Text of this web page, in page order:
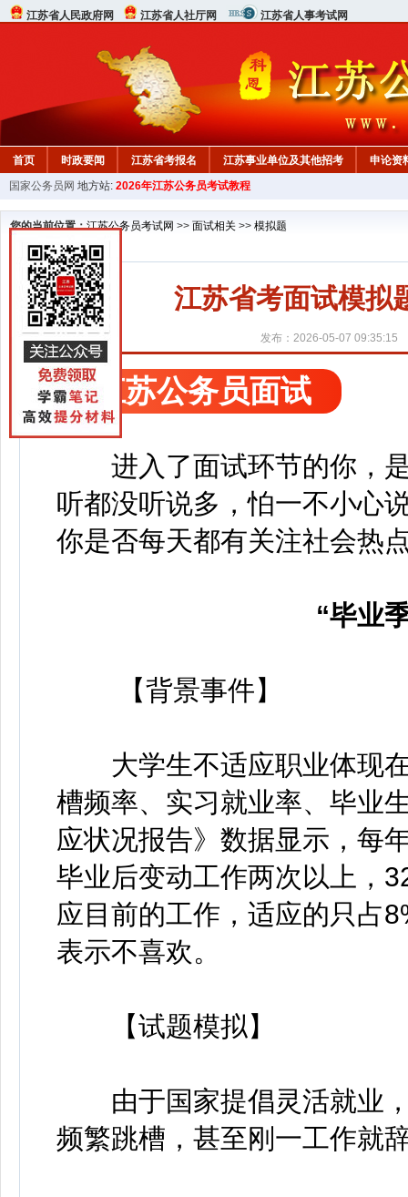
江苏省人民政府网 江苏省人社厅网 江苏省人事考试网
首页 时政要闻 江苏省考报名 江苏事业单位及其他招考
申论资
国家公务员网 地方站: 2026年江苏公务员考试教程
您的当前位置：江苏公务员考试网 >> 面试相关 >> 模拟题
江苏省考面试模拟
发布：2026-05-07 09:35:15
江苏公务员面试
进入了面试环节的你，
听都没听说多，怕一不小心
你是否每天都有关注社会热
“毕业
【背景事件】
大学生不适应职业体现在
槽频率、实习就业率、毕业
应状况报告》数据显示，每
毕业后变动工作两次以上，
应目前的工作，适应的只占
表示不喜欢。
【试题模拟】
由于国家提倡灵活就业，
频繁跳槽，甚至刚一工作就